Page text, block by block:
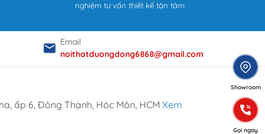
nghiệm tư vấn thiết kế tận tâm
Email
noithatduongdong6868@gmail.com
ấp 6, Đông Thạnh, Hóc Môn, HCM Xem
Showroom
Gọi ngay